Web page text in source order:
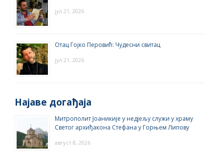
јул 21, 2026
Отац Гојко Перовић: Чудесни свитац
јул 21, 2026
Најаве догађаја
Митрополит Јоаникије у недјељу служи у храму
Светог архиђакона Стефана у Горњем Липову
август 8, 2026